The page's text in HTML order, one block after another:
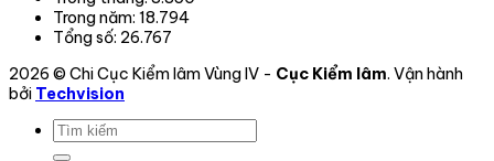
Trong năm: 18.794
Tổng số: 26.767
2026 © Chi Cục Kiểm lâm Vùng IV - Cục Kiểm lâm. Vận hành
bởi Techvision